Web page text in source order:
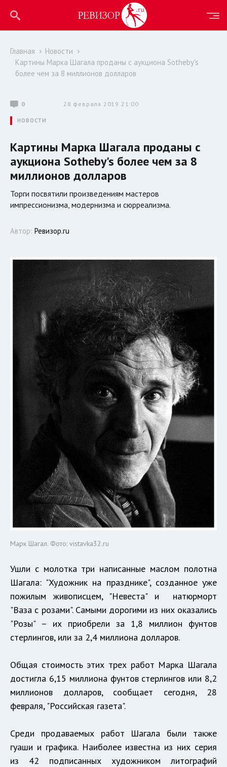
Главная
Новости
Картины Марка Шагала проданы с аукциона Sotheby's
более чем за 8 миллионов долларов
0 28 февраля 2019 21:00
НОВОСТИ
Картины Марка Шагала проданы с
аукциона Sotheby's более чем за 8
миллионов долларов
Торги посвятили произведениям мастеров
импрессионизма, модернизма и сюрреализма.
Автор: Ревизор.ru
Марк Шагал. Фото: vistavka32.ru
Ушли с молотка три написанные маслом полотна
Шагала: "Художник на празднике", созданное уже
пожилым живописцем, "Невеста" и натюрморт
"Ваза с розами". Самыми дорогими из них оказались
"Розы" – их приобрели за 1,8 миллион фунтов
стерлингов, или за 2,4 миллиона долларов.
Общая стоимость этих трех работ Марка Шагала
достигла 6,15 миллиона фунтов стерлингов или 8,2
миллионов долларов, сообщает сегодня, 28
февраля, "Российская газета".
Среди продаваемых работ Шагала были также
гуаши и графика. Наиболее известна из них серия
из 42 подписанных художником литографий